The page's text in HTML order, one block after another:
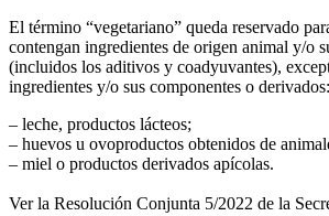
El término “vegetariano” queda reservado
contengan ingredientes de origen animal y/o
(incluidos los aditivos y coadyuvantes),
ingredientes y/o sus componentes o derivados:
– leche, productos lácteos;
– huevos u ovoproductos obtenidos de
– miel o productos derivados apícolas.
Ver la Resolución Conjunta 5/2022 de la